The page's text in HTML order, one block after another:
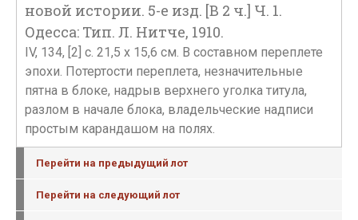
новой истории. 5-е изд. [В 2 ч.] Ч. 1.
Одесса: Тип. Л. Нитче, 1910.
IV, 134, [2] с. 21,5 х 15,6 см. В составном переплете
эпохи. Потертости переплета, незначительные
пятна в блоке, надрыв верхнего уголка титула,
разлом в начале блока, владельческие надписи
простым карандашом на полях.
Перейти на предыдущий лот
Перейти на следующий лот